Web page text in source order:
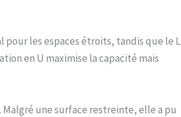
pour les espaces étroits, tandis que le L
en U maximise la capacité mais
une surface restreinte, elle a pu